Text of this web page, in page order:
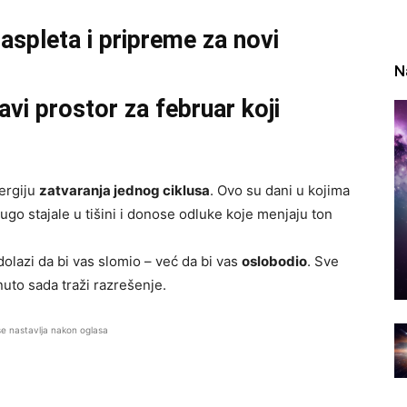
i pripreme za novi
prostor za februar koji
zatvaranja jednog ciklusa. Ovo su dani u kojima
stajale u tišini i donose odluke koje menjaju ton
da bi vas slomio – već da bi vas oslobodio. Sve
sada traži razrešenje.
nastavlja nakon oglasa